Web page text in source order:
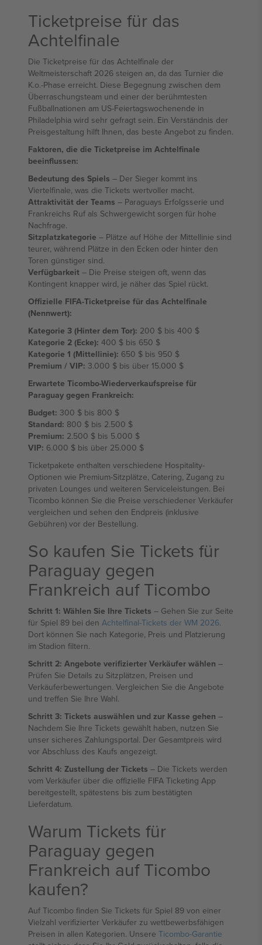
Ticketpreise für das
Achtelfinale
Die Ticketpreise für das Achtelfinale der
Weltmeisterschaft 2026 steigen an, da das Turnier die
K.o.-Phase erreicht. Diese Begegnung zwischen dem
Überraschungsteam und einer der berühmtesten
Fußballnationen am US-Feiertagswochenende in
Philadelphia wird sehr gefragt sein. Ein Verständnis der
Preisgestaltung hilft Ihnen, das beste Angebot zu finden.
Faktoren, die die Ticketpreise im Achtelfinale
beeinflussen:
Bedeutung des Spiels – Der Sieger kommt ins
Viertelfinale, was die Tickets wertvoller macht.
Attraktivität der Teams – Paraguays Erfolgsserie und
Frankreichs Ruf als Schwergewicht sorgen für hohe
Nachfrage.
Sitzplatzkategorie – Plätze auf Höhe der Mittellinie sind
teurer, während Plätze in den Ecken oder hinter den
Toren günstiger sind.
Verfügbarkeit – Die Preise steigen oft, wenn das
Kontingent knapper wird, je näher das Spiel rückt.
Offizielle FIFA-Ticketpreise für das Achtelfinale
(Nennwert):
Kategorie 3 (Hinter dem Tor): 200 $ bis 400 $
Kategorie 2 (Ecke): 400 $ bis 650 $
Kategorie 1 (Mittellinie): 650 $ bis 950 $
Premium / VIP: 3.000 $ bis über 15.000 $
Erwartete Ticombo-Wiederverkaufspreise für
Paraguay gegen Frankreich:
Budget: 300 $ bis 800 $
Standard: 800 $ bis 2.500 $
Premium: 2.500 $ bis 5.000 $
VIP: 6.000 $ bis über 25.000 $
Ticketpakete enthalten verschiedene Hospitality-
Optionen wie Premium-Sitzplätze, Catering, Zugang zu
privaten Lounges und weiteren Serviceleistungen. Bei
Ticombo können Sie die Preise verschiedener Verkäufer
vergleichen und sehen den Endpreis (inklusive
Gebühren) vor der Bestellung.
So kaufen Sie Tickets für
Paraguay gegen
Frankreich auf Ticombo
Schritt 1: Wählen Sie Ihre Tickets – Gehen Sie zur Seite
für Spiel 89 bei den Achtelfinal-Tickets der WM 2026.
Dort können Sie nach Kategorie, Preis und Platzierung
im Stadion filtern.
Schritt 2: Angebote verifizierter Verkäufer wählen –
Prüfen Sie Details zu Sitzplätzen, Preisen und
Verkäuferbewertungen. Vergleichen Sie die Angebote
und treffen Sie Ihre Wahl.
Schritt 3: Tickets auswählen und zur Kasse gehen –
Nachdem Sie Ihre Tickets gewählt haben, nutzen Sie
unser sicheres Zahlungsportal. Der Gesamtpreis wird
vor Abschluss des Kaufs angezeigt.
Schritt 4: Zustellung der Tickets – Die Tickets werden
vom Verkäufer über die offizielle FIFA Ticketing App
bereitgestellt, spätestens bis zum bestätigten
Lieferdatum.
Warum Tickets für
Paraguay gegen
Frankreich auf Ticombo
kaufen?
Auf Ticombo finden Sie Tickets für Spiel 89 von einer
Vielzahl verifizierter Verkäufer zu wettbewerbsfähigen
Preisen in allen Kategorien. Unsere Ticombo-Garantie